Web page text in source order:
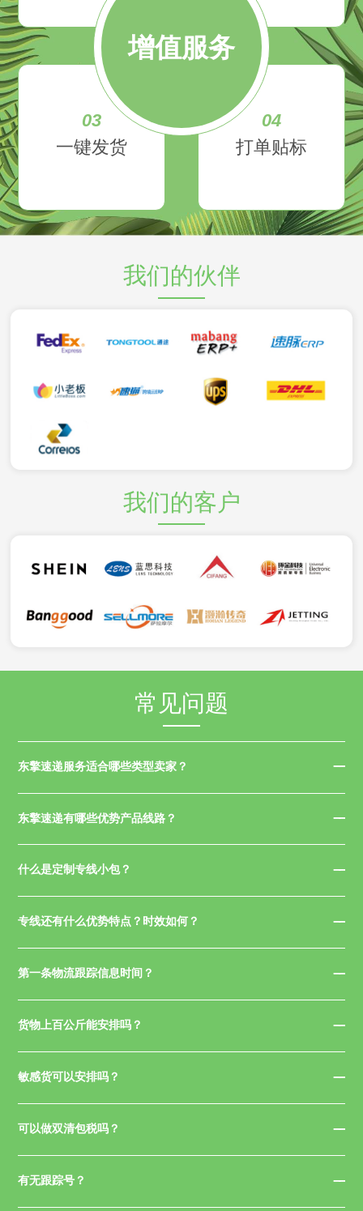
增值服务
03
一键发货
04
打单贴标
我们的伙伴
我们的客户
常见问题
东擎速递服务适合哪些类型卖家？
东擎速递有哪些优势产品线路？
什么是定制专线小包？
专线还有什么优势特点？时效如何？
第一条物流跟踪信息时间？
货物上百公斤能安排吗？
敏感货可以安排吗？
可以做双清包税吗？
有无跟踪号？